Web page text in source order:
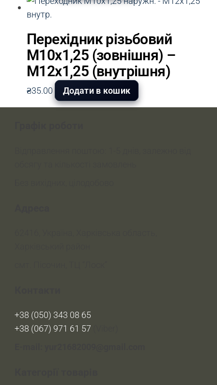
Перехідник різьбовий
М10х1,25 (зовнішня) –
М12х1,25 (внутрішня)
₴35.00 Додати в кошик
+38 (050) 343 08 65
+38 (067) 971 61 57